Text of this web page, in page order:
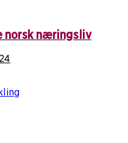
norsk næringsliv